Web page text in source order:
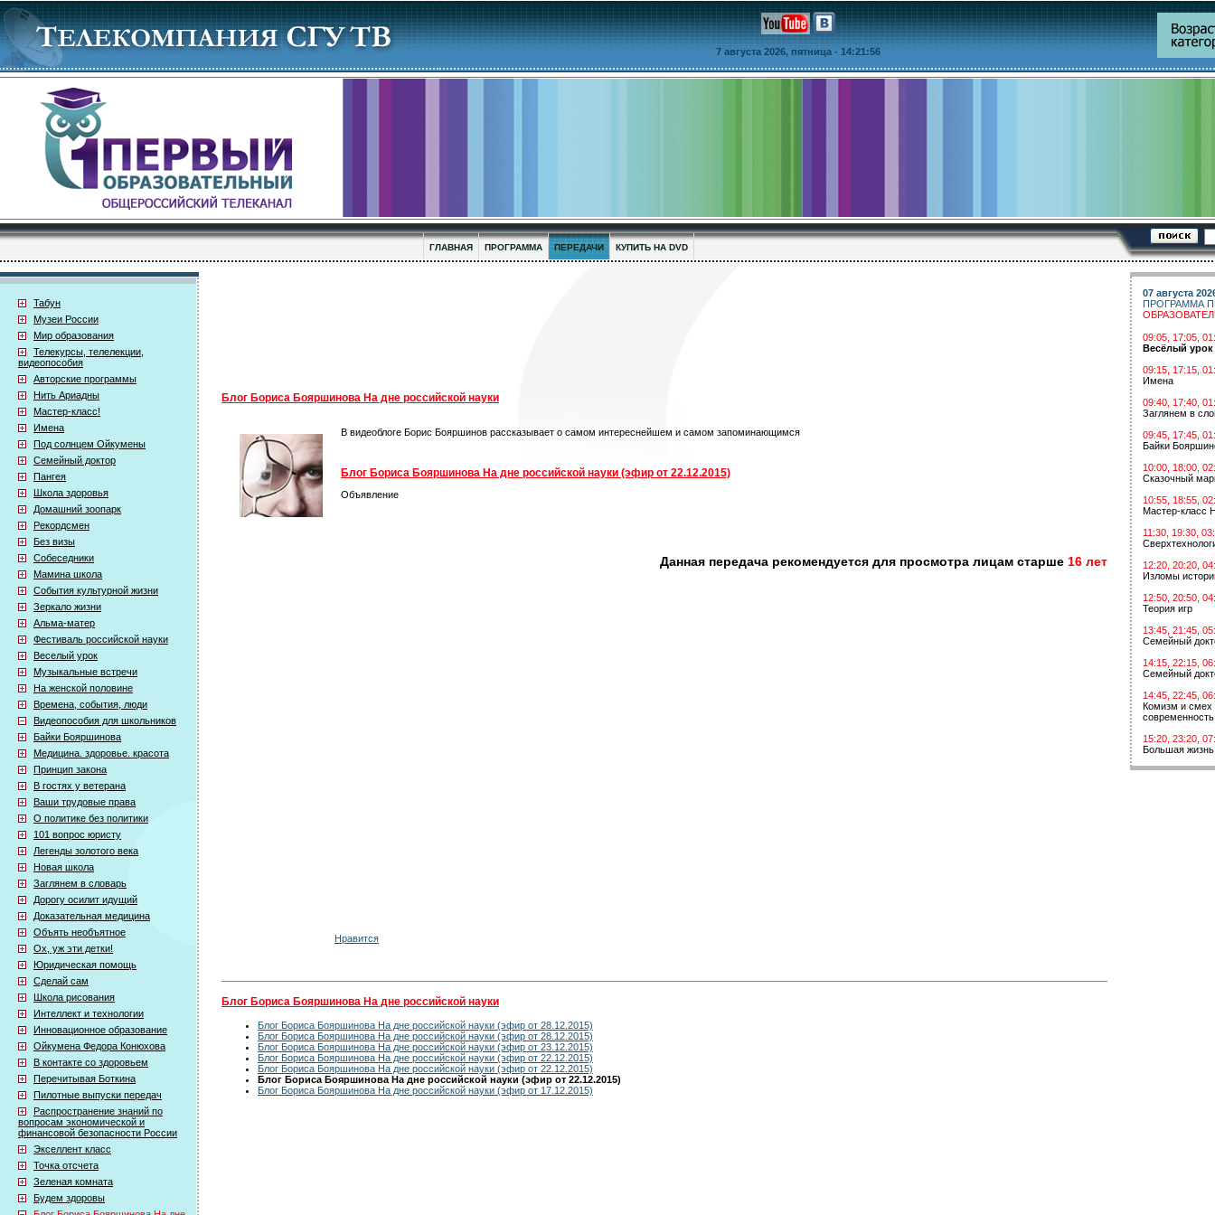
7 августа 2026, пятница - 14:21:56
ГЛАВНАЯ ПРОГРАММА ПЕРЕДАЧИ КУПИТЬ НА DVD
Табун
Музеи России
Мир образования
Телекурсы, телелекции,
видеопособия
Авторские программы
Нить Ариадны
Мастер-класс!
Имена
Под солнцем Ойкумены
Семейный доктор
Пангея
Школа здоровья
Домашний зоопарк
Рекордсмен
Без визы
Собеседники
Мамина школа
События культурной жизни
Зеркало жизни
Альма-матер
Фестиваль российской науки
Веселый урок
Музыкальные встречи
На женской половине
Времена, события, люди
Видеопособия для школьников
Байки Бояршинова
Медицина. здоровье. красота
Принцип закона
В гостях у ветерана
Ваши трудовые права
О политике без политики
101 вопрос юристу
Легенды золотого века
Новая школа
Заглянем в словарь
Дорогу осилит идущий
Доказательная медицина
Объять необъятное
Ох, уж эти детки!
Юридическая помощь
Сделай сам
Школа рисования
Интеллект и технологии
Инновационное образование
Ойкумена Федора Конюхова
В контакте со здоровьем
Перечитывая Боткина
Пилотные выпуски передач
Распространение знаний по
вопросам экономической и
финансовой безопасности России
Экселлент класс
Точка отсчета
Зеленая комната
Будем здоровы
Блог Бориса Бояршинова На дне российской науки
В видеоблоге Борис Бояршинов рассказывает о самом интереснейшем и самом запоминающимся
Блог Бориса Бояршинова На дне российской науки (эфир от 22.12.2015)
Объявление
Данная передача рекомендуется для просмотра лицам старше 16 лет
Нравится
Блог Бориса Бояршинова На дне российской науки
Блог Бориса Бояршинова На дне российской науки (эфир от 28.12.2015)
Блог Бориса Бояршинова На дне российской науки (эфир от 28.12.2015)
Блог Бориса Бояршинова На дне российской науки (эфир от 23.12.2015)
Блог Бориса Бояршинова На дне российской науки (эфир от 22.12.2015)
Блог Бориса Бояршинова На дне российской науки (эфир от 22.12.2015)
Блог Бориса Бояршинова На дне российской науки (эфир от 22.12.2015)
Блог Бориса Бояршинова На дне российской науки (эфир от 17.12.2015)
07 августа
ПРОГРАММА
09:05, 17:05,
Весёлый урок
09:15, 17:15,
Имена
09:40, 17:40,
Заглянем в
09:45, 17:45,
Байки
10:00, 18:00,
Сказочный
10:55, 18:55,
Мастер-класс
11:30, 19:30,
12:20, 20:20,
Изломы
12:50, 20:50,
Теория игр
13:45, 21:45,
Семейный
14:15, 22:15,
Семейный
14:45, 22:45,
Комизм и смех
современность
15:20, 23:20,
Большая жизнь